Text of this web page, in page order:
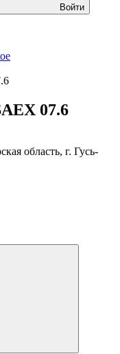
Войти
07.6
область, г. Гусь-